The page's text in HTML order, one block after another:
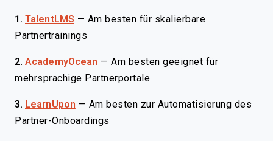
1. TalentLMS — Am besten für skalierbare
Partnertrainings
2. AcademyOcean —Am besten geeignet für
mehrsprachige Partnerportale
3. LearnUpon — Am besten zur Automatisierung des
Partner-Onboardings